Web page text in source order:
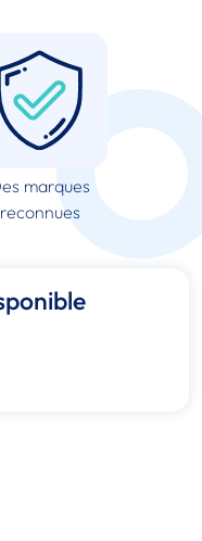
marques
reconnues